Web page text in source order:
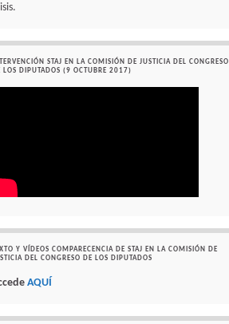
STAJ EN LA COMISIÓN DE JUSTICIA DEL CONGRESO
LOS DIPUTADOS (9 OCTUBRE 2017)
Y VÍDEOS COMPARECENCIA DE STAJ EN LA COMISIÓN DE
DEL CONGRESO DE LOS DIPUTADOS
AQUÍ